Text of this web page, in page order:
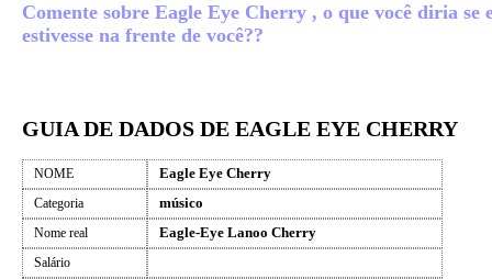
Comente sobre Eagle Eye Cherry , o que você diria se
estivesse na frente de você??
GUIA DE DADOS DE EAGLE EYE CHERRY
NOME Eagle Eye Cherry
Categoria músico
Nome real Eagle-Eye Lanoo Cherry
Salário